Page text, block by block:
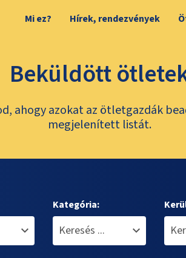
Mi ez? Hírek, rendezvények
Beküldött
ahogy azokat az ötletgazdák
megjelenített listát.
Kategória: